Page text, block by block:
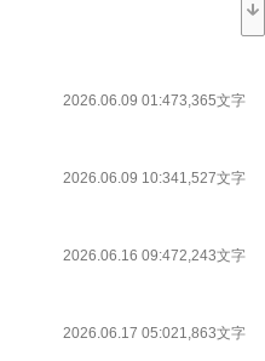
2026.06.09 01:473,365文字
2026.06.09 10:341,527文字
2026.06.16 09:472,243文字
2026.06.17 05:021,863文字